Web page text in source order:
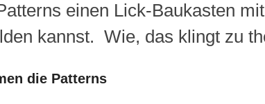
einen Lick-Baukasten
kannst. Wie, das klingt zu
die Patterns